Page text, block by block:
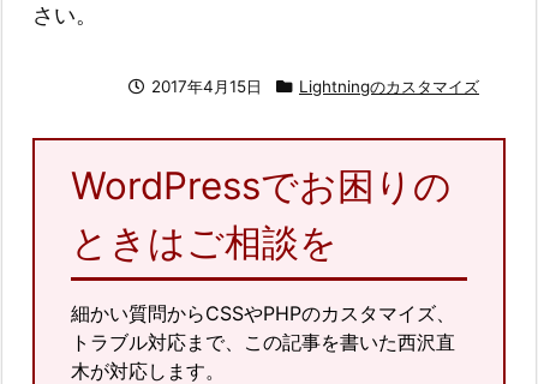
さい。
2017年4月15日 Lightningのカスタマイズ
WordPressでお困りの
ときはご相談を
細かい質問からCSSやPHPのカスタマイズ、
トラブル対応まで、この記事を書いた西沢直
木が対応します。